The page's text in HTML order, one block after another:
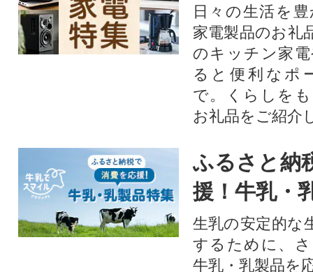
日々の生活を
家電製品のお礼
のキッチン家
ると便利なポ
で。くらしを
お礼品をご紹介
ふるさと納
援！牛乳・
生乳の安定的な
するために、
牛乳・乳製品を